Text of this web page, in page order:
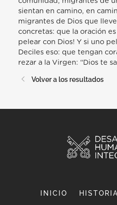
Volver a los resultados
INICIO